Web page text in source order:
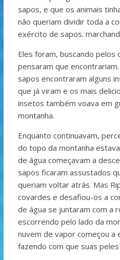
sapos, e que os animais
não queriam dividir toda a
exército de sapos.
Eles foram, buscando pelos
pensaram que
sapos encontraram alguns
que já viram e os mais
insetos também voava em
montanha.
Enquanto continuavam,
do topo da montanha
de água começavam a
sapos ficaram assustados
queriam voltar atrás. Mas
covardes e desafiou-os a
de água se juntaram com a
escorrendo pelo lado da
nuvem de vapor começou
fazendo com que suas